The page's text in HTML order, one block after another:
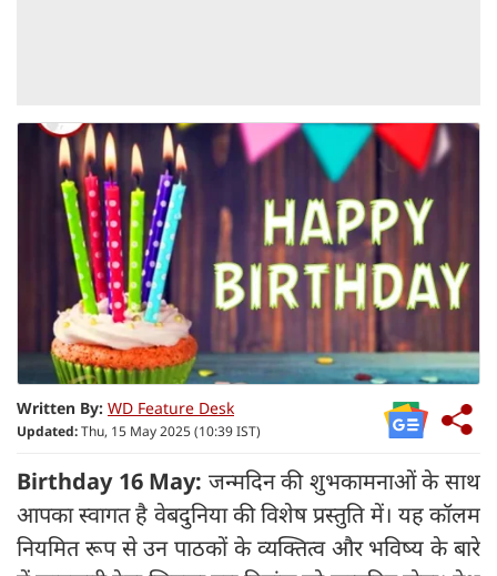
Written By: WD Feature Desk
Updated:Thu, 15 May 2025 (10:39 IST)
Birthday 16 May: जन्मदिन की शुभकामनाओं के साथ
आपका स्वागत है वेबदुनिया की विशेष प्रस्तुति में। यह कॉलम
नियमित रूप से उन पाठकों के व्यक्तित्व और भविष्य के बारे